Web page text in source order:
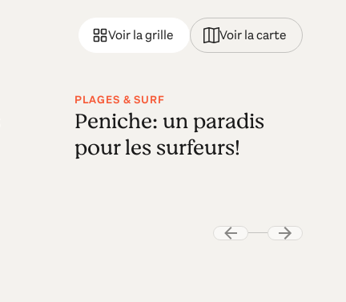
Voir la grille Voir la carte
PLAGES & SURF
Peniche: un paradis
pour les surfeurs!